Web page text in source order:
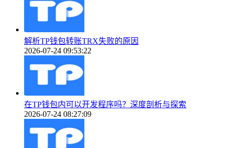
解析TP钱包转账TRX失败的原因
2026-07-24 09:53:22
在TP钱包内可以开发程序吗？深度剖析与探索
2026-07-24 08:27:09